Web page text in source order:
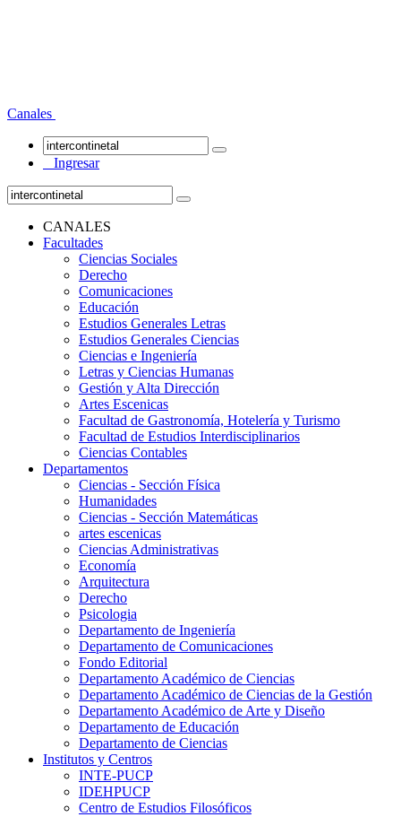
Canales
Ingresar
CANALES
Facultades
Ciencias Sociales
Derecho
Comunicaciones
Educación
Estudios Generales Letras
Estudios Generales Ciencias
Ciencias e Ingeniería
Letras y Ciencias Humanas
Gestión y Alta Dirección
Artes Escenicas
Facultad de Gastronomía, Hotelería y Turismo
Facultad de Estudios Interdisciplinarios
Ciencias Contables
Departamentos
Ciencias - Sección Física
Humanidades
Ciencias - Sección Matemáticas
artes escenicas
Ciencias Administrativas
Economía
Arquitectura
Derecho
Psicologia
Departamento de Ingeniería
Departamento de Comunicaciones
Fondo Editorial
Departamento Académico de Ciencias
Departamento Académico de Ciencias de la Gestión
Departamento Académico de Arte y Diseño
Departamento de Educación
Departamento de Ciencias
Institutos y Centros
INTE-PUCP
IDEHPUCP
Centro de Estudios Filosóficos